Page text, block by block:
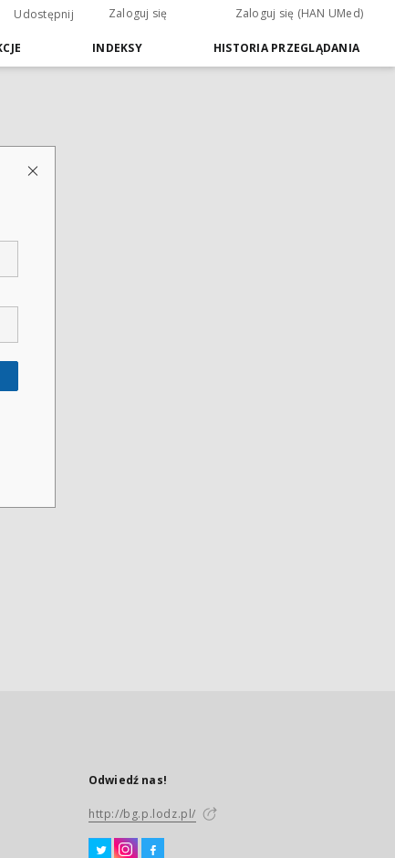
Udostępnij Zaloguj się Zaloguj się (HAN UMed)
INDEKSY HISTORIA PRZEGLĄDANIA
Odwiedź nas!
http://bg.p.lodz.pl/